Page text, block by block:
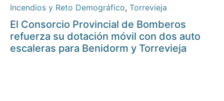
Incendios y Reto Demográfico, Torrevieja
El Consorcio Provincial de Bomberos
refuerza su dotación móvil con dos auto
escaleras para Benidorm y Torrevieja